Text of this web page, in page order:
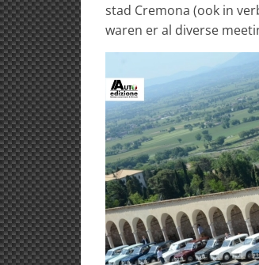
stad Cremona (ook in
waren er al diverse